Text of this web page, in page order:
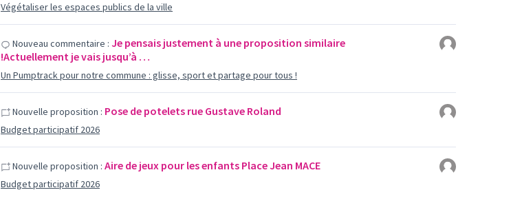
Végétaliser les espaces publics de la ville
Nouveau commentaire : Je pensais justement à une proposition similaire
!Actuellement je vais jusqu’à …
Un Pumptrack pour notre commune : glisse, sport et partage pour tous !
Nouvelle proposition : Pose de potelets rue Gustave Roland
Budget participatif 2026
Nouvelle proposition : Aire de jeux pour les enfants Place Jean MACE
Budget participatif 2026